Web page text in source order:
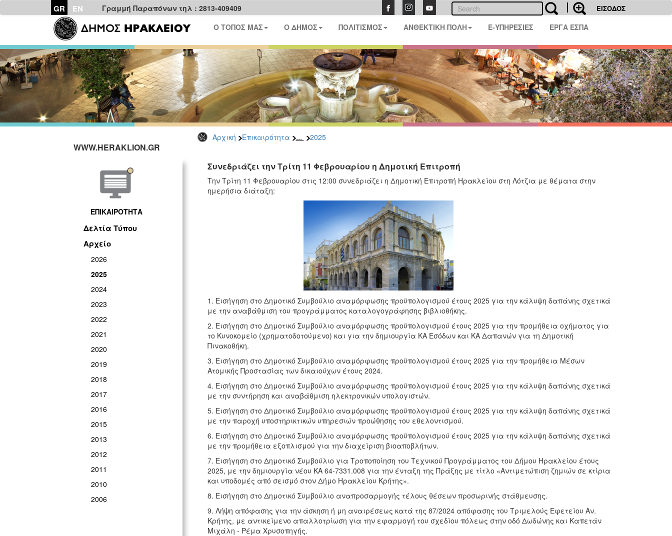
GR EN Γραμμή Παραπόνων τηλ : 2813-409409 ΕΙΣΟΔΟΣ
Ο ΤΟΠΟΣ ΜΑΣ Ο ΔΗΜΟΣ ΠΟΛΙΤΙΣΜΟΣ ΑΝΘΕΚΤΙΚΗ ΠΟΛΗ E-ΥΠΗΡΕΣΙΕΣ ΕΡΓΑ ΕΣΠΑ
Αρχική Επικαιρότητα ... 2025
WWW.HERAKLION.GR
ΕΠΙΚΑΙΡΟΤΗΤΑ
Δελτία Τύπου
Αρχείο
2026
2025
2024
2023
2022
2021
2020
2019
2018
2017
2016
2015
2013
2012
2011
2010
2006
Συνεδριάζει την Τρίτη 11 Φεβρουαρίου η Δημοτική Επιτροπή
Την Τρίτη 11 Φεβρουαρίου στις 12:00 συνεδριάζει η Δημοτική Επιτροπή Ηρακλείου στη Λότζια με θέματα στην
ημερήσια διάταξη:
1. Εισήγηση στο Δημοτικό Συμβούλιο αναμόρφωσης προϋπολογισμού έτους 2025 για την κάλυψη δαπάνης σχετικά
με την αναβάθμιση του προγράμματος καταλογογράφησης βιβλιοθήκης.
2. Εισήγηση στο Δημοτικό Συμβούλιο αναμόρφωσης προϋπολογισμού έτους 2025 για την προμήθεια οχήματος για
το Κυνοκομείο (χρηματοδοτούμενο) και για την δημιουργία ΚΑ Εσόδων και ΚΑ Δαπανών για τη Δημοτική
Πινακοθήκη.
3. Εισήγηση στο Δημοτικό Συμβούλιο αναμόρφωσης προϋπολογισμού έτους 2025 για την προμήθεια Μέσων
Ατομικής Προστασίας των δικαιούχων έτους 2024.
4. Εισήγηση στο Δημοτικό Συμβούλιο αναμόρφωσης προϋπολογισμού έτους 2025 για την κάλυψη δαπάνης σχετικά
με την συντήρηση και αναβάθμιση ηλεκτρονικών υπολογιστών.
5. Εισήγηση στο Δημοτικό Συμβούλιο αναμόρφωσης προϋπολογισμού έτους 2025 για την κάλυψη δαπάνης σχετικά
με την παροχή υποστηρικτικών υπηρεσιών προώθησης του εθελοντισμού.
6. Εισήγηση στο Δημοτικό Συμβούλιο αναμόρφωσης προϋπολογισμού έτους 2025 για την κάλυψη δαπάνης σχετικά
με την προμήθεια εξοπλισμού για την διαχείριση βιοαποβλήτων.
7. Εισήγηση στο Δημοτικό Συμβούλιο για Τροποποίηση του Τεχνικού Προγράμματος του Δήμου Ηρακλείου έτους
2025, με την δημιουργία νέου ΚΑ 64-7331.008 για την ένταξη της Πράξης με τίτλο «Αντιμετώπιση ζημιών σε κτίρια
και υποδομές από σεισμό στον Δήμο Ηρακλείου Κρήτης».
8. Εισήγηση στο Δημοτικό Συμβούλιο αναπροσαρμογής τέλους θέσεων προσωρινής στάθμευσης.
9. Λήψη απόφασης για την άσκηση ή μη αναιρέσεως κατά της 87/2024 απόφασης του Τριμελούς Εφετείου Αν.
Κρήτης, με αντικείμενο απαλλοτρίωση για την εφαρμογή του σχεδίου πόλεως στην οδό Δωδώνης και Καπετάν
Μιχάλη - Ρέμα Χρυσοπηγής.